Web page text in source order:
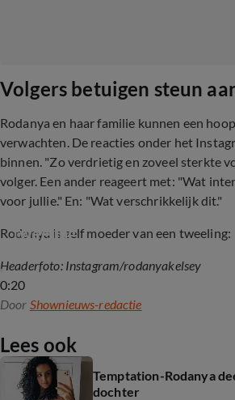
Volgers betuigen steun
Rodanya en haar familie kunnen een
verwachten. De reacties onder het
binnen. "Zo verdrietig en zoveel sterkte
volger. Een ander reageert met: "Wat
voor jullie." En: "Wat verschrikkelijk dit."
Rodanya is zelf moeder van een tweeling:
0:20
Temptations Rodanya zwanger
tweeling
Headerfoto: Instagram/rodanyakelsey
Door Shownieuws-redactie
Lees ook
Temptation-Rodanya
dochter